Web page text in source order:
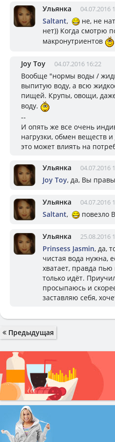
Ульянка 04.07.2016
Saltant,
не, не
нет)) Когда смотрю
макронутриентов
Joy Toy 04.07.2016 16:22
Вообще "нормы воды /
выпитую воду, а всю
пищей. Крупы, овощи,
воду.
--
И опять же все очень
нагрузки, обмен веществ
это может влиять на
Ульянка 04.07.2016
Joy Toy, да, Вы
Ульянка 04.07.2016
Saltant, повезло
Ульянка 25.08.2016
Prinsess Jasmin, да,
чистая вода нужна,
хватает, правда пью
только идёт.
просыпаюсь и
заставляю себя,
Предыдущая